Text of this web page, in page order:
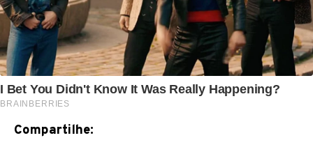
Compartilhe: